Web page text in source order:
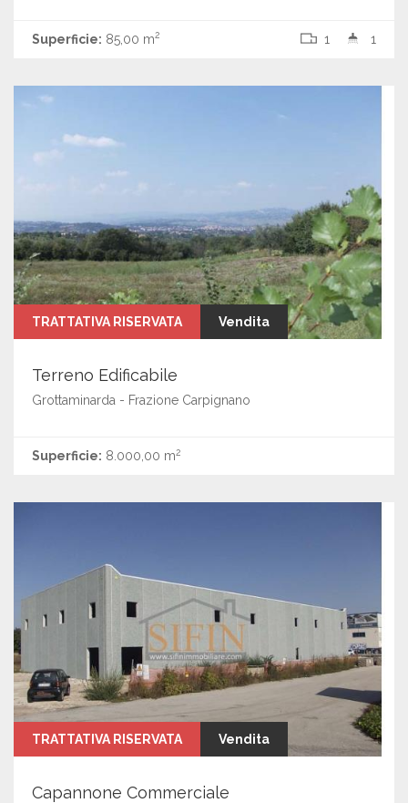
Superficie: 85,00 m2 1 1
TRATTATIVA RISERVATA Vendita
Terreno Edificabile
Grottaminarda - Frazione Carpignano
Superficie: 8.000,00 m2
TRATTATIVA RISERVATA Vendita
Capannone Commerciale